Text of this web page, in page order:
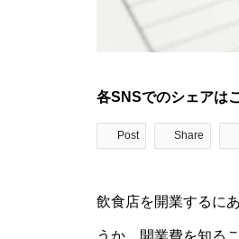
各SNSでのシェアは
Post Share
飲食店を開業するに
うか。開業費を知る